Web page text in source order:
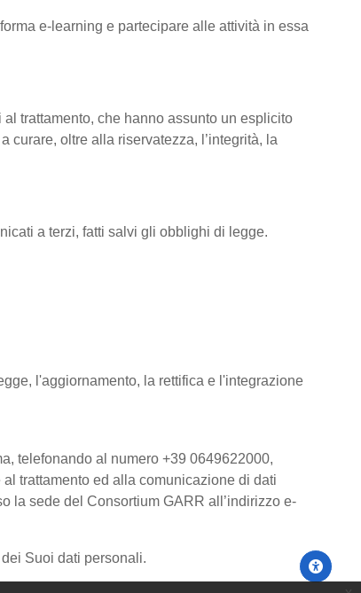
e-learning e partecipare alle attività in essa
trattamento, che hanno assunto un esplicito
oltre alla riservatezza, l’integrità, la
a terzi, fatti salvi gli obblighi di legge.
l'aggiornamento, la rettifica e l'integrazione
telefonando al numero +39 0649622000,
trattamento ed alla comunicazione di dati
la sede del Consortium GARR all’indirizzo e-
Suoi dati personali.